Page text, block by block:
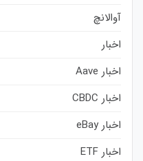
آوالانچ
اخبار
اخبار Aave
اخبار CBDC
اخبار eBay
اخبار ETF